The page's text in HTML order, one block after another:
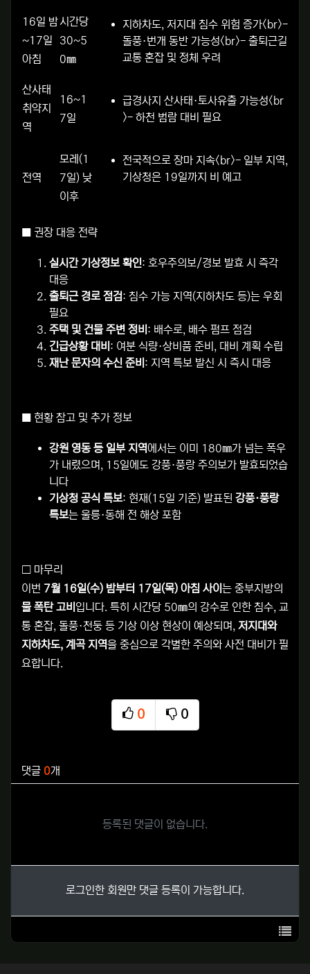
16일 밤
~17일
아침
시간당
30~5
0㎜
지하차도, 저지대 침수 위험 증가<br>-
돌풍·번개 동반 가능성<br>- 출퇴근길
교통 혼잡 및 정체 우려
산사태
취약지
역
16~1
7일
급경사지 산사태·토사유출 가능성<br
>- 하천 범람 대비 필요
전역
모레(1
7일) 낮
이후
전국적으로 장마 지속<br>- 일부 지역,
기상청은 19일까지 비 예고
■ 권장 대응 전략
실시간 기상정보 확인: 호우주의보/경보 발효 시 즉각
대응
출퇴근 경로 점검: 침수 가능 지역(지하차도 등)는 우회
필요
주택 및 건물 주변 정비 : 배수로, 배수 펌프 점검
긴급상황 대비 : 여분 식량·상비품 준비, 대비 계획 수립
재난 문자의 수신 준비 : 지역 특보 발신 시 즉시 대응
■ 현황 참고 및 추가 정보
강원 영동 등 일부 지역에서는 이미 180㎜가 넘는 폭우
가 내렸으며, 15일에도 강풍·풍랑 주의보가 발효되었습
니다
기상청 공식 특보: 현재(15일 기준) 발표된 강풍·풍랑
특보는 울릉·동해 전 해상 포함
□ 마무리
이번 7월 16일(수) 밤부터 17일(목) 아침 사이 는 중부지방의
물 폭탄 고비 입니다. 특히 시간당 50㎜의 강수로 인한 침수, 교
통 혼잡, 돌풍·천둥 등 기상 이상 현상이 예상되며, 저지대와
지하차도, 계곡 지역을 중심으로 각별한 주의와 사전 대비가 필
요합니다.
0
추천
0
비추천
댓글 0개
등록된 댓글이 없습니다.
로그인한 회원만 댓글 등록이 가능합니다.
목록